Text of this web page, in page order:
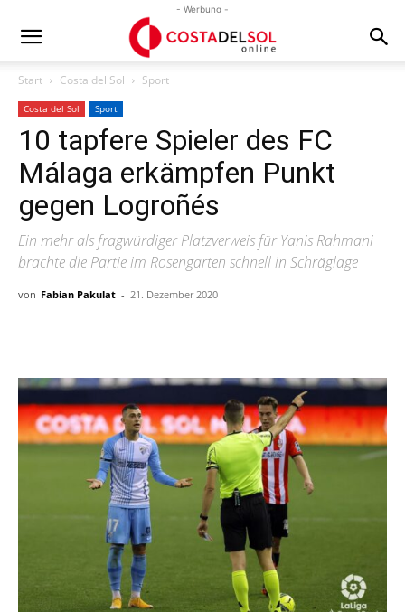
- Werbung -
Start Costa del Sol Sport
Costa del Sol Sport
10 tapfere Spieler des FC
Málaga erkämpfen Punkt
gegen Logroñés
Ein mehr als fragwürdiger Platzverweis für Yanis Rahmani
brachte die Partie im Rosengarten schnell in Schräglage
von Fabian Pakulat - 21. Dezember 2020